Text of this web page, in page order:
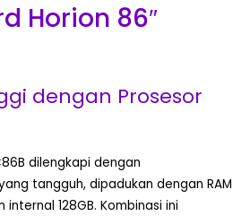
Horion 86″
dengan Prosesor
dilengkapi dengan
tangguh, dipadukan dengan RAM
128GB. Kombinasi ini